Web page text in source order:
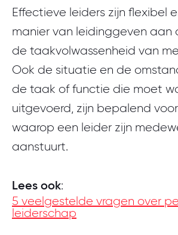
Effectieve leiders zijn flexibel
manier van leidinggeven aan
de taakvolwassenheid van
Ook de situatie en de
de taak of functie die moet
uitgevoerd, zijn bepalend
waarop een leider zijn
aanstuurt.
Lees ook:
5 veelgestelde vragen over
leiderschap